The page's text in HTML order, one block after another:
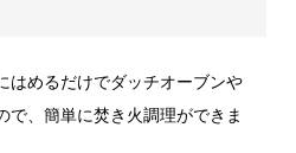
はめるだけでダッチオーブンや
で、簡単に焚き火調理ができま